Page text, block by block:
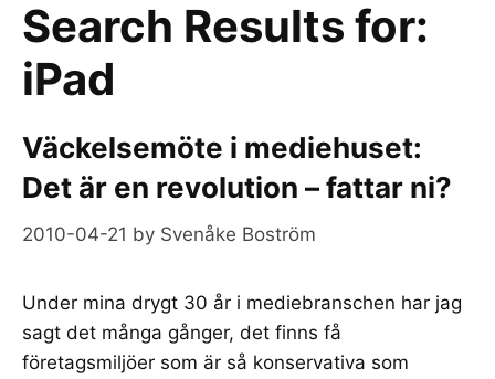
Search Results for:
iPad
Väckelsemöte i mediehuset:
Det är en revolution – fattar ni?
2010-04-21 by Svenåke Boström
Under mina drygt 30 år i mediebranschen har jag
sagt det många gånger, det finns få
företagsmiljöer som är så konservativa som